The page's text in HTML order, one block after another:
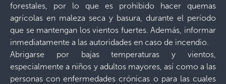
forestales, por lo que es prohibido hacer quemas
agrícolas en maleza seca y basura, durante el período
que se mantengan los vientos fuertes. Además, informar
inmediatamente a las autoridades en caso de incendio.
Abrigarse por bajas temperaturas y vientos,
especialmente a niños y adultos mayores, así como a las
personas con enfermedades crónicas o para las cuales